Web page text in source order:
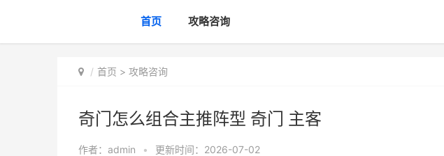
首页 攻略咨询
首页 > 攻略咨询
奇门怎么组合主推阵型 奇门 主客
作者： admin • 更新时间：2026-07-02